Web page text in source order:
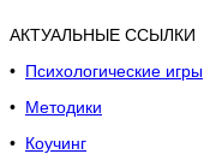
АКТУАЛЬНЫЕ ССЫЛКИ
• Психологические игры
• Методики
• Коучинг